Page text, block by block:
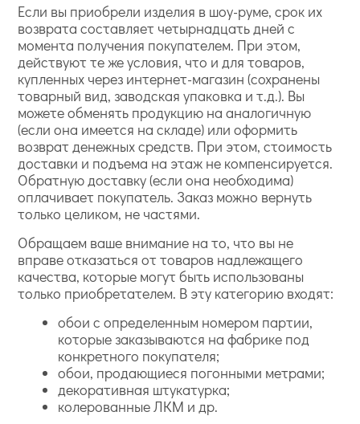
Если вы приобрели изделия в шоу-руме, срок их
возврата составляет четырнадцать дней с
момента получения покупателем. При этом,
действуют те же условия, что и для товаров,
купленных через интернет-магазин (сохранены
товарный вид, заводская упаковка и т.д.). Вы
можете обменять продукцию на аналогичную
(если она имеется на складе) или оформить
возврат денежных средств. При этом, стоимость
доставки и подъема на этаж не компенсируется.
Обратную доставку (если она необходима)
оплачивает покупатель. Заказ можно вернуть
только целиком, не частями.
Обращаем ваше внимание на то, что вы не
вправе отказаться от товаров надлежащего
качества, которые могут быть использованы
только приобретателем. В эту категорию входят:
обои с определенным номером партии,
которые заказываются на фабрике под
конкретного покупателя;
обои, продающиеся погонными метрами;
декоративная штукатурка;
колерованные ЛКМ и др.